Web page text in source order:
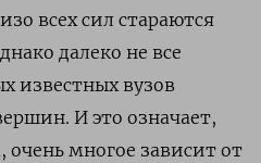
всех сил стараются
далеко не все
известных вузов
И это означает,
очень многое зависит от